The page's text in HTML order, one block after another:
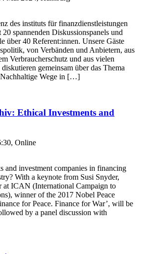
des instituts für finanzdienstleistungen
spannenden Diskussionspanels und
über 40 Referent:innen. Unsere Gäste
von Verbänden und Anbietern, aus
Verbraucherschutz und aus vielen
gemeinsam über das Thema
Wege in […]
Ethical Investments and
Online
and investment companies in financing
With a keynote from Susi Snyder,
at ICAN (International Campaign to
winner of the 2017 Nobel Peace
for Peace. Finance for War’, will be
by a panel discussion with